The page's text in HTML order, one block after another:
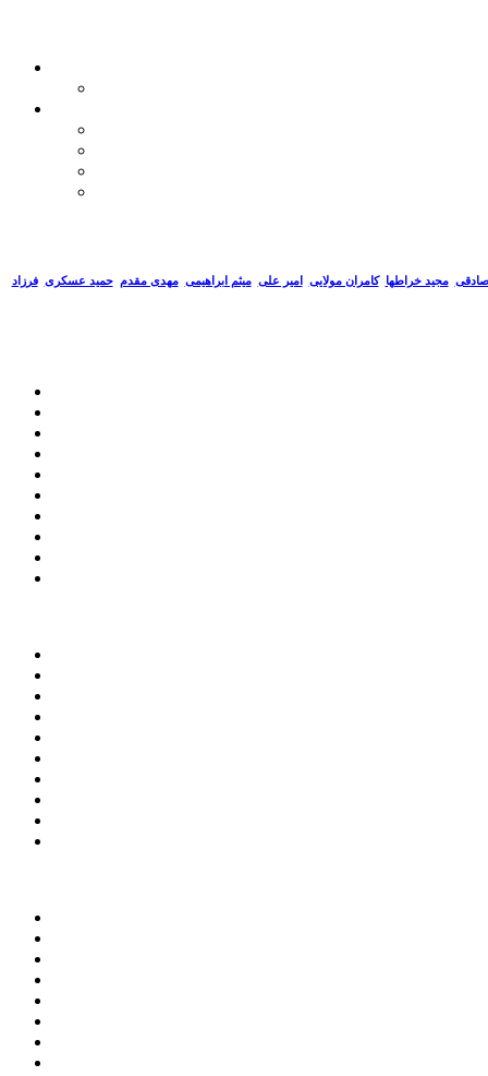
مجید خراطها کامران مولایی امیر علی میثم ابراهیمی مهدی مقدم حمید عسکری فرزاد